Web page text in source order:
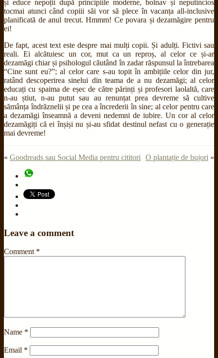
și educe nepoții după principiile moderne, bolnav și neputincios
tocmai atunci când copiii săi vor să plece în vacanța all-inclusive
planificată de anul trecut. Hmmm! Ce povara și dezamăgire pentru
ei!
De fapt, acest text este despre mai mulți copii. Și adulți. Fictivi sau
reali. Ei alcătuiesc un cor, mut ca un reproș, al celor ce și-ar
dezamăgi chiar și psihologul căutând în zadar răspunsul la întrebarea
“Cine sunt eu?”; al celor care s-au topit în ambițiile celor din jur,
ratând descoperirea sinelui din teama de a nu dezamăgi; al celor
educați cu spaima de eșec de către părinți și profesori laolaltă, care
n-au știut, n-au putut sau au renunțat prea devreme să cultive
sămânța îndrăznelii și pe cea a încrederii în sine; al celor pentru care
a dezamăgi înseamnă a deveni nedemni de iubire. Un cor al celor
dezamăgiți că ei înșiși nu și-au sfidat destinul nefast cu o generație
mai devreme!
« Goodreads sau Social Media pentru cititori O plantație de bujori »
Leave a comment
Comment *
Name *
Email *